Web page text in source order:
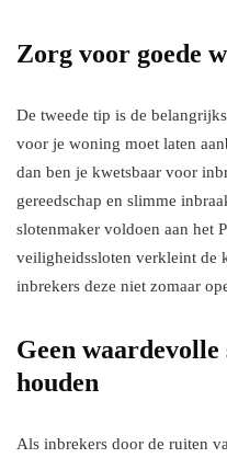
Zorg voor goede
De tweede tip is de
voor je woning moet laten
dan ben je kwetsbaar voor
gereedschap en slimme
slotenmaker voldoen aan het
veiligheidssloten verkleint de
inbrekers deze niet zomaar
Geen
houden
Als inbrekers door de ruiten